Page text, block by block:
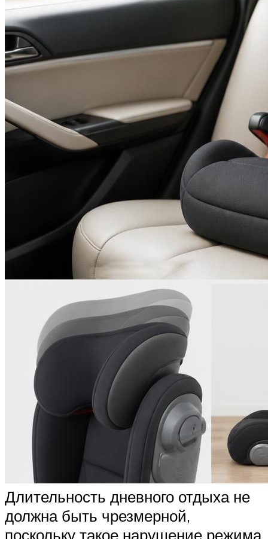
Длительность дневного отдыха не
должна быть чрезмерной,
поскольку такое нарушение режима